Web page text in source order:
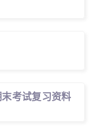
考试复习资料